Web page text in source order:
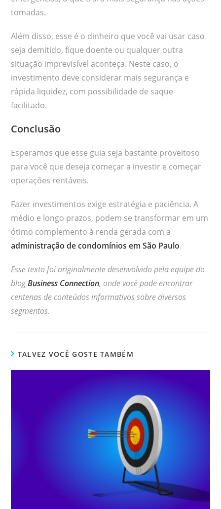
tomadas.
Além disso, esse é o dinheiro que você vai usar caso
seja demitido, fique doente ou qualquer outra
situação imprevisível aconteça. Neste caso, o
investimento deve considerar mais segurança e
rápida liquidez, com possibilidade de saque
facilitado.
Conclusão
Esperamos que esse guia seja bastante proveitoso
para você que deseja começar a investir e começar
operações rentáveis.
Fazer investimentos exige estratégia e paciência. A
médio e longo prazos, podem se transformar em um
ótimo complemento à renda gerada com a
administração de condomínios em São Paulo.
Esse texto foi originalmente desenvolvido pela equipe do
blogBusiness Connection, onde você pode encontrar
centenas de conteúdos informativos sobre diversos
segmentos.
TALVEZ VOCÊ GOSTE TAMBÉM